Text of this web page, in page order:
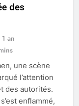
des
1 an
une scène
l’attention
des autorités.
enflammé,